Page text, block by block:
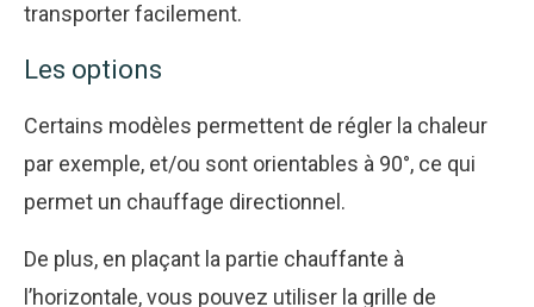
transporter facilement.
Les options
Certains modèles permettent de régler la chaleur
par exemple, et/ou sont orientables à 90°, ce qui
permet un chauffage directionnel.
De plus, en plaçant la partie chauffante à
l’horizontale, vous pouvez utiliser la grille de